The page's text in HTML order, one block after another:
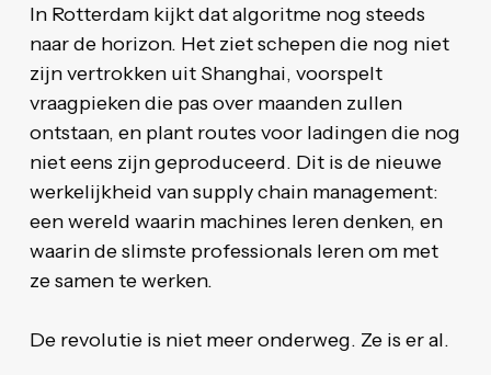
In Rotterdam kijkt dat algoritme nog steeds
naar de horizon. Het ziet schepen die nog niet
zijn vertrokken uit Shanghai, voorspelt
vraagpieken die pas over maanden zullen
ontstaan, en plant routes voor ladingen die nog
niet eens zijn geproduceerd. Dit is de nieuwe
werkelijkheid van supply chain management:
een wereld waarin machines leren denken, en
waarin de slimste professionals leren om met
ze samen te werken.
De revolutie is niet meer onderweg. Ze is er al.